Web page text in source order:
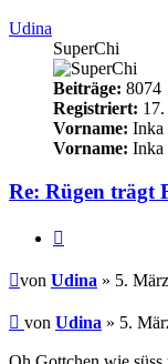
Udina
SuperChi
Beiträge: 8074
Registriert:
Vorname: Inka
Vorname: Inka
Re: Rügen trägt
Beitrag
von Udina » 5.
Beitrag
von Udina » 5.